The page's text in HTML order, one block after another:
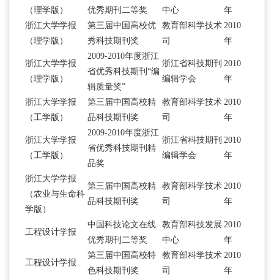
（理学版）
优秀期刊二等奖
中心
年
浙江大学学报
（理学版）
第三届中国高校优
秀科技期刊奖
教育部科学技术
司
2010
年
浙江大学学报
（理学版）
2009-2010年度浙江
省优秀科技期刊“编
辑质量奖”
浙江省科技期刊
编辑学会
2010
年
浙江大学学报
（工学版）
第三届中国高校精
品科技期刊奖
教育部科学技术
司
2010
年
浙江大学学报
（工学版）
2009-2010年度浙江
省优秀科技期刊精
品奖
浙江省科技期刊
编辑学会
2010
年
浙江大学学报
（农业与生命科
学版）
第三届中国高校精
品科技期刊奖
教育部科学技术
司
2010
年
工程设计学报
中国科技论文在线
优秀期刊二等奖
教育部科技发展
中心
2010
年
工程设计学报
第三届中国高校特
色科技期刊奖
教育部科学技术
司
2010
年